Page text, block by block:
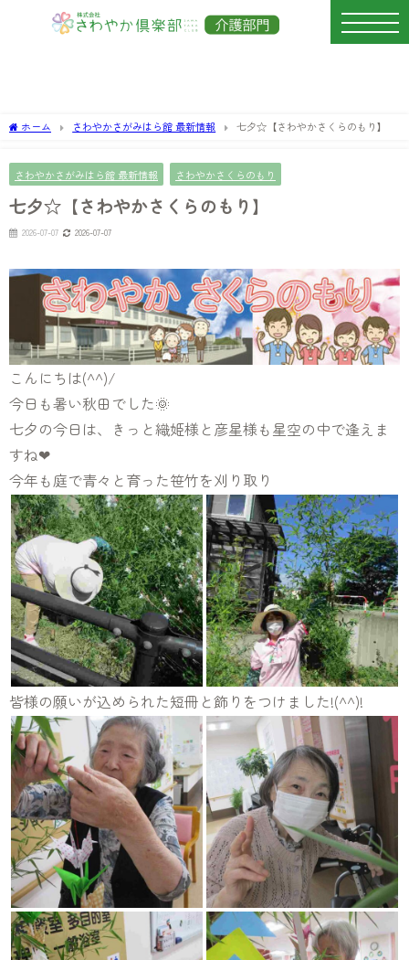
ホーム さわやかさがみはら館 最新情報 七夕☆【さわやかさくらのもり】
さわやかさがみはら館 最新情報 さわやかさくらのもり
七夕☆【さわやかさくらのもり】
2026-07-07 2026-07-07
こんにちは(^^)/
今日も暑い秋田でした🌞
七夕の今日は、きっと織姫様と彦星様も星空の中で逢えま
すね❤
今年も庭で青々と育った笹竹を刈り取り
皆様の願いが込められた短冊と飾りをつけました!(^^)!